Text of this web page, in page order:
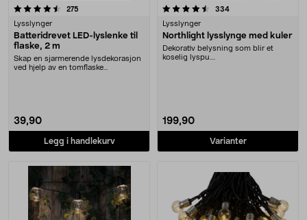
275
Lysslynger
Batteridrevet LED-lyslenke til
flaske, 2 m
Skap en sjarmerende lysdekorasjon
ved hjelp av en tomflaske
39,90
Legg i handlekurv
4.5 av 5 stjerner 334anmeldelser
Lysslynger
Northlight lysslynge med kuler
Dekorativ belysning som blir et
koselig lyspu....
199,90
Varianter